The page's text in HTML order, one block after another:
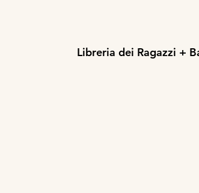
Libreria dei Ragazzi +